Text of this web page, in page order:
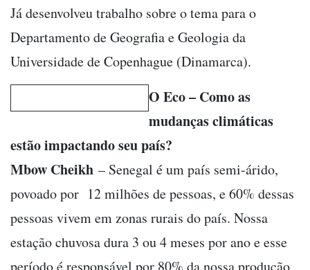
Já desenvolveu trabalho sobre o tema para o
Departamento de Geografia e Geologia da
Universidade de Copenhague (Dinamarca).
O Eco – Como as
mudanças climáticas
estão impactando seu país?
Mbow Cheikh – Senegal é um país semi-árido,
povoado por 12 milhões de pessoas, e 60% dessas
pessoas vivem em zonas rurais do país. Nossa
estação chuvosa dura 3 ou 4 meses por ano e esse